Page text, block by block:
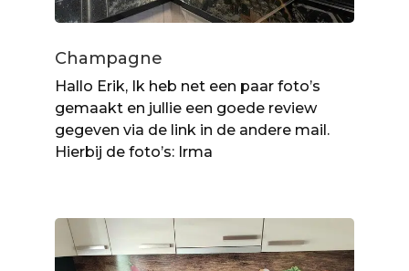
Champagne
Hallo Erik, Ik heb net een paar foto’s
gemaakt en jullie een goede review
gegeven via de link in de andere mail.
Hierbij de foto’s: Irma